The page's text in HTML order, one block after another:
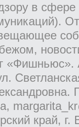
в
«Фишньюс».
край,